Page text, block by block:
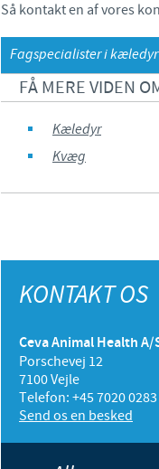
Så kontakt en af vores
Fagspecialister i kæledyr
FÅ MERE VIDEN
Kæledyr
Kvæg
KONTAKT OS
Ceva Animal Health A/
Porschevej 12
7100 Vejle
Telefon: +45 7020 0283
Send os en besked